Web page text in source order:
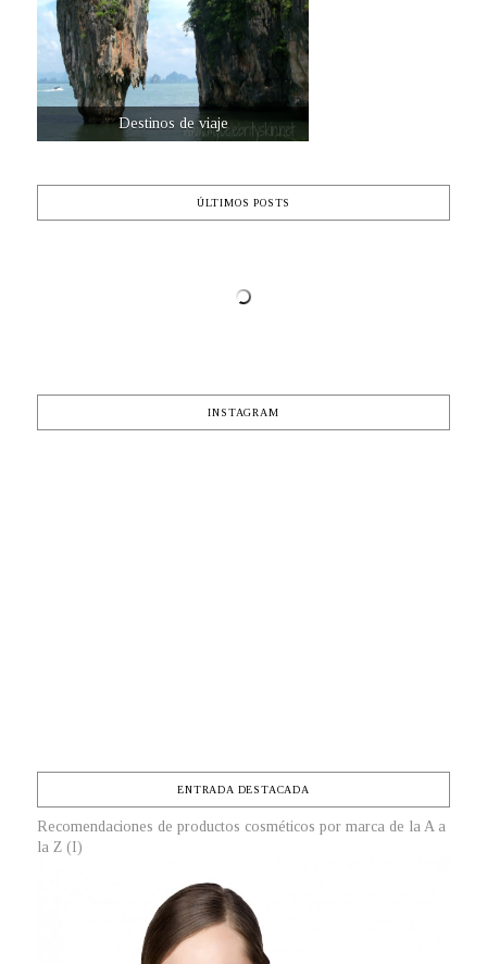
Destinos de viaje
ÚLTIMOS POSTS
INSTAGRAM
ENTRADA DESTACADA
Recomendaciones de productos cosméticos por marca de la A a
la Z (I)